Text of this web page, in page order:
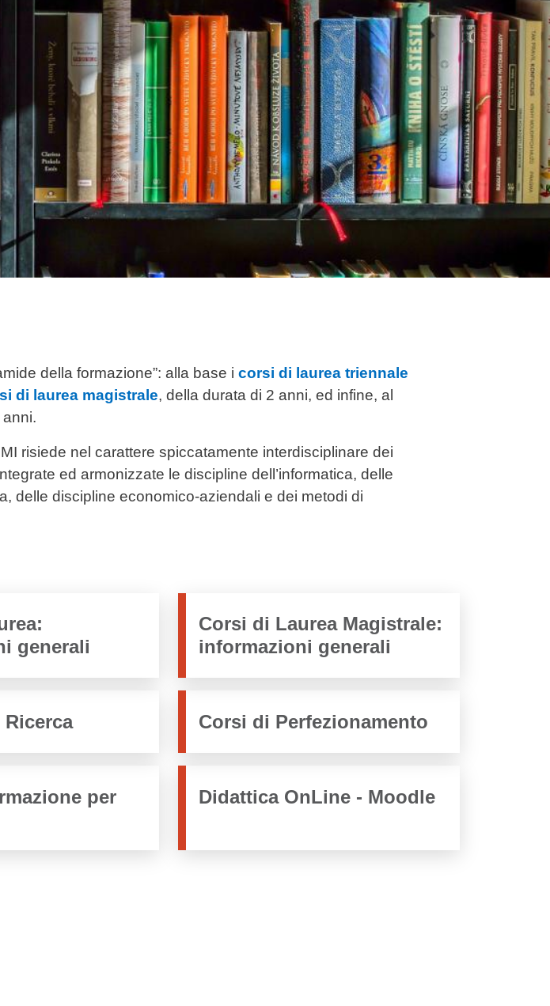
della formazione”: alla base i corsi di laurea triennale
di laurea magistrale, della durata di 2 anni, ed infine, al
risiede nel carattere spiccatamente interdisciplinare dei
ed armonizzate le discipline dell’informatica, delle
delle discipline economico-aziendali e dei metodi di
generali
Corsi di Laurea Magistrale:
informazioni generali
Corsi di Perfezionamento
per
Didattica OnLine - Moodle